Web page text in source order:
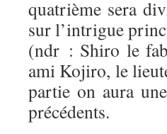
quatrième sera
sur l’intrigue
(ndr : Shiro le
ami Kojiro, le
partie on aura
précédents.